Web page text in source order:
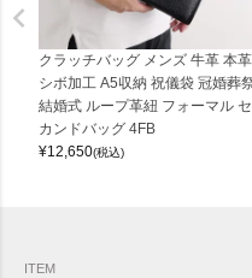
クラッチバッグ メンズ 牛革 本革
シボ加工 A5収納 祝儀袋 冠婚葬
結婚式 ループ革紐 フォーマル セ
カンドバッグ 4FB
¥12,650(税込)
ITEM